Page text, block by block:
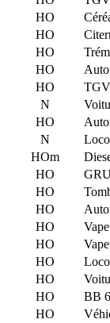
HO
HO
HO
HO
HO
TGV
N
HO
N
HOm
HO
HO
HO
HO
HO
HO
HO
HO
BB
HO